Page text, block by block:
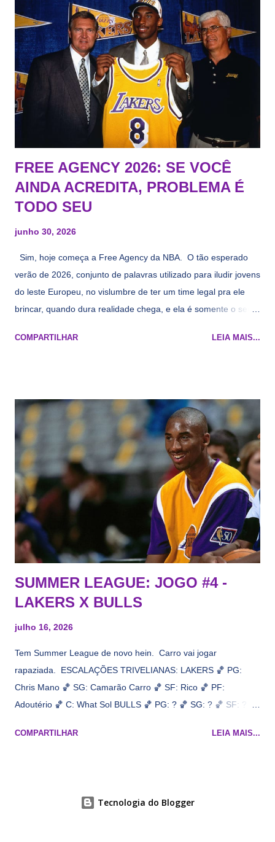
FREE AGENCY 2026: SE VOCÊ
AINDA ACREDITA, PROBLEMA É
TODO SEU
junho 30, 2026
Sim, hoje começa a Free Agency da NBA. O tão esperado
verão de 2026, conjunto de palavras utilizado para iludir jovens
do leste Europeu, no vislumbre de ter um time legal pra ele
brincar, quando dura realidade chega, e ela é somente o seu
cara de decrépito, mas que aparentemente ainda é jovem.
vezes a gente esquece mesmo. Então, como diria o Marcelo
Tas no Telecurso 2000 , É HORA DA REVISÃO! Ah, e quase
todos esses nomes foram linkados ao Lakers. Se de fato há o
interesse, não importa, o nosso compromisso é sempre com a
informação, a veracidade vem depois. E do Lakers hein? Até
agora nada de Ruim Hachaomuro (dizem que Nets tem
interesse) e LeBrão James - esse sendo assediado pelo
Draymond Green enquanto chora pro Cavs contrat...
COMPARTILHAR LEIA MAIS...
SUMMER LEAGUE: JOGO #4 -
LAKERS X BULLS
julho 16, 2026
Tem Summer League de novo hein. Carro vai jogar
rapaziada. ESCALAÇÕES TRIVELIANAS: LAKERS 🏀 PG:
Chris Mano 🏀 SG: Camarão Carro 🏀 SF: Rico 🏀 PF:
Adoutério 🏀 C: What Sol BULLS 🏀 PG: ? 🏀 SG: ? 🏀 SF: ? 🏀
19h00 Local: Las Vegas Transmissão: NBA League Pass,
COMPARTILHAR LEIA MAIS...
Tecnologia do Blogger